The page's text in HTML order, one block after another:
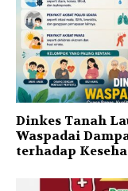
Dinkes Tanah
Waspadai
terhadap